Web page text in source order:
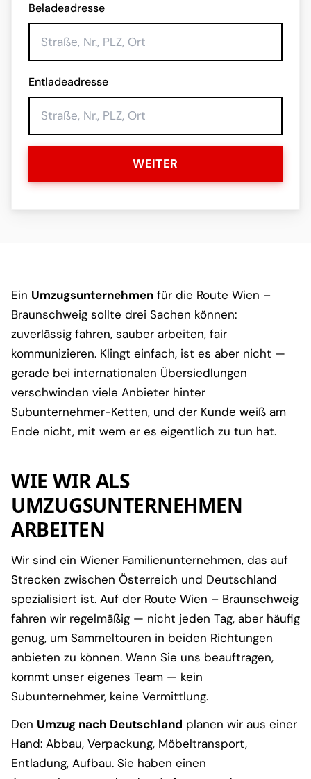
Beladeadresse
Entladeadresse
WEITER
Ein Umzugsunternehmen für die Route Wien –
Braunschweig sollte drei Sachen können:
zuverlässig fahren, sauber arbeiten, fair
kommunizieren. Klingt einfach, ist es aber nicht —
gerade bei internationalen Übersiedlungen
verschwinden viele Anbieter hinter
Subunternehmer-Ketten, und der Kunde weiß am
Ende nicht, mit wem er es eigentlich zu tun hat.
WIE WIR ALS
UMZUGSUNTERNEHMEN
ARBEITEN
Wir sind ein Wiener Familienunternehmen, das auf
Strecken zwischen Österreich und Deutschland
spezialisiert ist. Auf der Route Wien – Braunschweig
fahren wir regelmäßig — nicht jeden Tag, aber häufig
genug, um Sammeltouren in beiden Richtungen
anbieten zu können. Wenn Sie uns beauftragen,
kommt unser eigenes Team — kein
Subunternehmer, keine Vermittlung.
Den Umzug nach Deutschland planen wir aus einer
Hand: Abbau, Verpackung, Möbeltransport,
Entladung, Aufbau. Sie haben einen